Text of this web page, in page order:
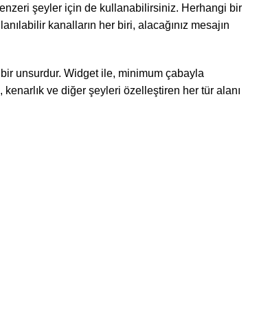
şeyler için de kullanabilirsiniz. Herhangi bir
kanalların her biri, alacağınız mesajın
unsurdur. Widget ile, minimum çabayla
ve diğer şeyleri özelleştiren her tür alanı